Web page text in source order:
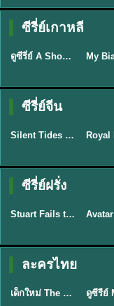
ซีรี่ย์เกาหลี
★8 EP.16
พากย์ไทย
TH EP. 16
ดูซีรี่ย์ A Shop for Killers 2 ร้านลับนักฆ่า ซีซัน 2 (2026) ซับไทย-พากย์ไทย
ซีรี่ย์จีน
★9.5
พากย์ไทย
Silent Tides คลื่นลมลวง (2025) พากย์ไทย ซับไทย EP.1-31 ★9
ซีรี่ย์ฝรั่ง
★8.8 EP.2
พากย์ไทย
TH EP. 2
Stuart Fails to Save the Universe (2026) สจ๊วตล่มแผนกู้จักรวาล พากย์ไทย EP1-10 ★7.8
ละครไทย
★ 8 EP.6
พากย์ไทย
เด็กใหม่ The Reset 2026 EP1-6 พากย์ไทย ดูซีรี่ย์ Netflix ล่าสุด HD